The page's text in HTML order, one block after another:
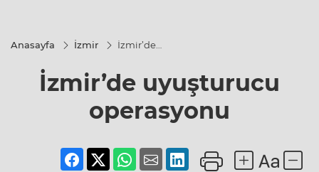
Anasayfa İzmir
İzmir’de
İzmir’de uyuşturucu
operasyonu